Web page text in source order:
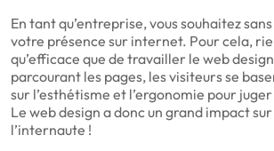
Signalétique UX design
En tant qu’entreprise, vous souhaitez
votre présence sur internet. Pour cela,
qu’efficace que de travailler le web
parcourant les pages, les visiteurs se
sur l’esthétisme et l’ergonomie pour
Le web design a donc un grand impact
l’internaute !